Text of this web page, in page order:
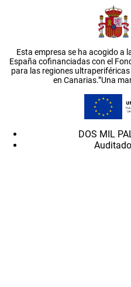
Esta empresa se ha acogido a
España cofinanciadas con el
para las regiones
en Canarias.”Una
DOS MIL